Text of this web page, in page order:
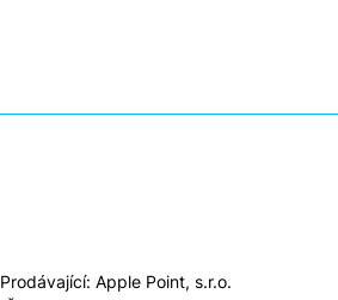
Prodávající: Apple Point, s.r.o.